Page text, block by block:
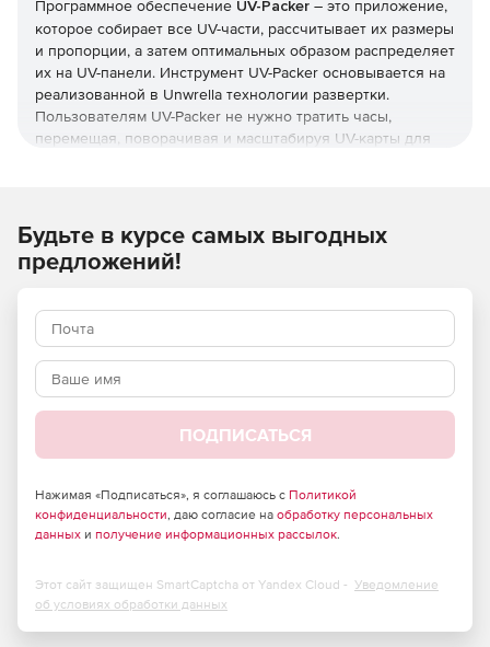
Программное обеспечение UV-Packer – это приложение,
которое собирает все UV-части, рассчитывает их размеры
и пропорции, а затем оптимальных образом распределяет
их на UV-панели. Инструмент UV-Packer основывается на
реализованной в Unwrella технологии развертки.
Пользователям UV-Packer не нужно тратить часы,
перемещая, поворачивая и масштабируя UV-карты для
область поверхности сетки и масштабирует части
независимо друг от друга. Это позволяет достигать
предлагает полную поддержку систем Autodesk 3ds Max
2012 и Autodesk 3ds Max Design 2012 (32- и 64-разрядной
архитектур).
Будьте в курсе самых выгодных
предложений!
ПОДПИСАТЬСЯ
Нажимая «Подписаться», я соглашаюсь с Политикой
конфиденциальности, даю согласие на обработку персональных
данных и получение информационных рассылок.
Этот сайт защищен SmartCaptcha от Yandex Cloud - Уведомление
об условиях обработки данных